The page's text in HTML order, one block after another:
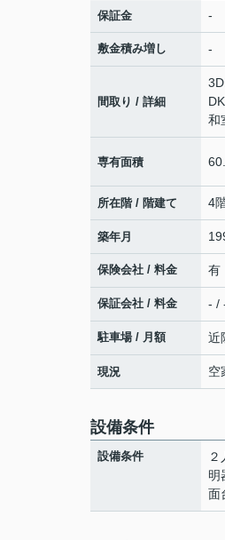
保証金 -
敷金積み増し -
間取り / 詳細
和
専有面積
所在階 / 階建て 4
築年月
保険会社 / 料金 有
保証会社 / 料金 - /
駐車場 / 月額 近
現況 空
設備条件
設備条件
明
面